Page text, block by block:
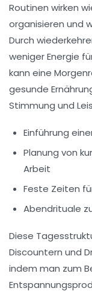
Routinen wirken
organisieren und
Durch
weniger Energie
kann eine
gesunde
Stimmung und
Einführung
Planung von
Arbeit
Feste Zeiten
Abendrituale
Diese
Discountern und
indem man zum